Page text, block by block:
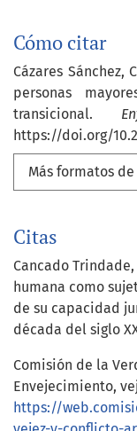
Cómo citar
Cázares Sánchez,
personas
transicional.
https://doi.org/
Más formatos
Citas
Cancado
humana como
de su capacidad
década del siglo
Comisión de la
Envejecimiento,
https://